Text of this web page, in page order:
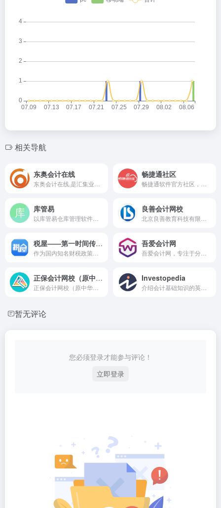
相关导航
东奥会计在线 畅捷通社区
库管易 良善会计网校
税屋——第一时间传递财税政策法规！ 吾爱会计网
正保会计网校（原中华会计网校不再使用） Investopedia
暂无评论
您必须登录才能参与评论！
立即登录